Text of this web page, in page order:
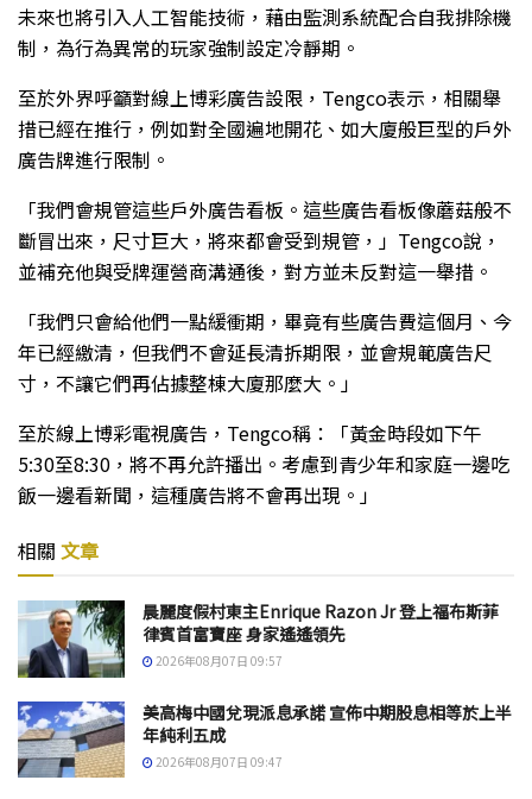
未來也將引入人工智能技術，藉由監測系統配合自我排除機
制，為行為異常的玩家強制設定冷靜期。
至於外界呼籲對線上博彩廣告設限，Tengco表示，相關舉
措已經在推行，例如對全國遍地開花、如大廈般巨型的戶外
廣告牌進行限制。
「我們會規管這些戶外廣告看板。這些廣告看板像蘑菇般不
斷冒出來，尺寸巨大，將來都會受到規管，」Tengco說，
並補充他與受牌運營商溝通後，對方並未反對這一舉措。
「我們只會給他們一點緩衝期，畢竟有些廣告費這個月、今
年已經繳清，但我們不會延長清拆期限，並會規範廣告尺
寸，不讓它們再佔據整棟大廈那麼大。」
至於線上博彩電視廣告，Tengco稱：「黃金時段如下午
5:30至8:30，將不再允許播出。考慮到青少年和家庭一邊吃
飯一邊看新聞，這種廣告將不會再出現。」
相關 文章
晨麗度假村東主Enrique Razon Jr 登上福布斯菲
律賓首富寶座 身家遙遙領先
2026年08月07日 09:57
美高梅中國兌現派息承諾 宣佈中期股息相等於上半
年純利五成
2026年08月07日 09:47